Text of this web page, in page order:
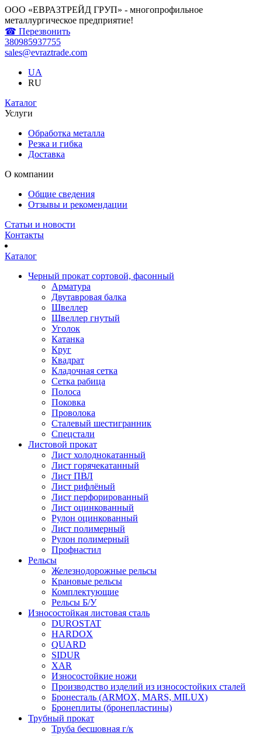
ООО «ЕВРАЗТРЕЙД ГРУП» - многопрофильное
металлургическое предприятие!
☎ Перезвонить
380985937755
sales@evraztrade.com
UA
RU
Каталог
Услуги
Обработка металла
Резка и гибка
Доставка
О компании
Общие сведения
Отзывы и рекомендации
Статьи и новости
Контакты
Каталог
Черный прокат сортовой, фасонный
Арматура
Двутавровая балка
Швеллер
Швеллер гнутый
Уголок
Катанка
Круг
Квадрат
Кладочная сетка
Сетка рабица
Полоса
Поковка
Проволока
Сталевый шестигранник
Спецстали
Листовой прокат
Лист холоднокатанный
Лист горячекатанный
Лист ПВЛ
Лист рифлёный
Лист перфорированный
Лист оцинкованный
Рулон оцинкованный
Лист полимерный
Рулон полимерный
Профнастил
Рельсы
Железнодорожные рельсы
Крановые рельсы
Комплектующие
Рельсы Б/У
Износостойкая листовая сталь
DUROSTAT
HARDOX
QUARD
SIDUR
XAR
Износостойкие ножи
Производство изделий из износостойких сталей
Бронесталь (ARMOX, MARS, MILUX)
Бронеплиты (бронепластины)
Трубный прокат
Труба бесшовная г/к